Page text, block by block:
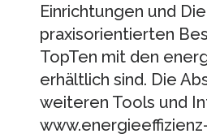
Einrichtungen und
praxisorientierten
TopTen mit den
erhältlich sind. Die
weiteren Tools und